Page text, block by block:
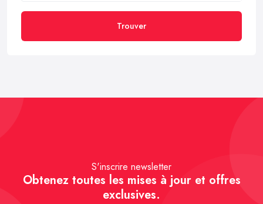
Trouver
S'inscrire newsletter
Obtenez toutes les mises à jour et offres
exclusives.